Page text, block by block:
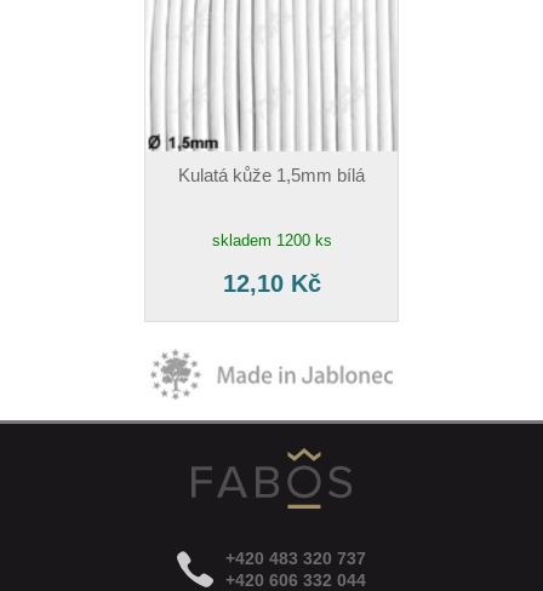
Kulatá kůže 1,5mm bílá
skladem 1200 ks
12,10 Kč
+420 483 320 737
+420 606 332 044